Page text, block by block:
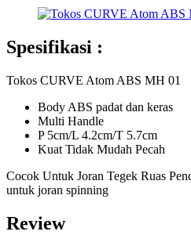
Spesifikasi :
Tokos CURVE Atom ABS MH 01
Body ABS padat dan keras
Multi Handle
P 5cm/L 4.2cm/T 5.7cm
Kuat Tidak Mudah Pecah
Cocok Untuk Joran Tegek Ruas
untuk joran spinning
Review